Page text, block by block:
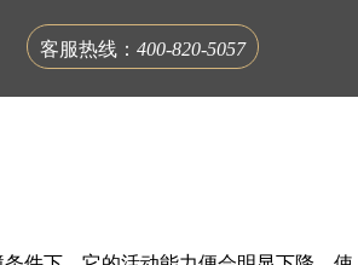
客服热线： 400-820-5057